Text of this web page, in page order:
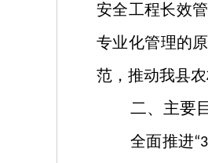
安全工程长效
专业化管理的
范，推动我县
二、主要
全面推进